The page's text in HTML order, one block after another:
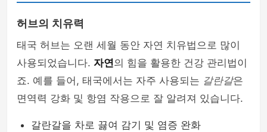
허브의 치유력
태국 허브는 오랜 세월 동안 자연 치유법으로 많이
사용되었습니다. 자연의 힘을 활용한 건강 관리법이
죠. 예를 들어, 태국에서는 자주 사용되는 갈란갈은
면역력 강화 및 항염 작용으로 잘 알려져 있습니다.
갈란갈을 차로 끓여 감기 및 염증 완화